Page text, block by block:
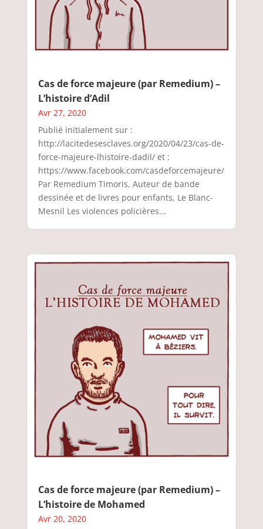
Cas de force majeure (par Remedium) –
L’histoire d’Adil
Avr 27, 2020
Publié initialement sur :
http://lacitedesesclaves.org/2020/04/23/cas-de-
force-majeure-lhistoire-dadil/ et :
https://www.facebook.com/casdeforcemajeure/
Par Remedium Timoris, Auteur de bande
dessinée et de livres pour enfants, Le Blanc-
Mesnil Les violences policières...
Cas de force majeure (par Remedium) –
L’histoire de Mohamed
Avr 20, 2020